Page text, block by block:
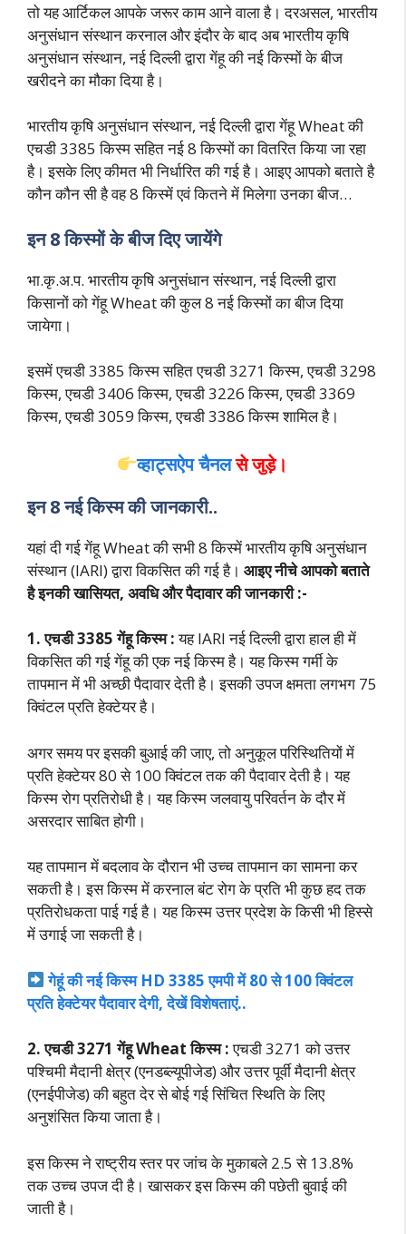
तो यह आर्टिकल आपके जरूर काम आने वाला है। दरअसल, भारतीय
अनुसंधान संस्थान करनाल और इंदौर के बाद अब भारतीय कृषि
अनुसंधान संस्थान, नई दिल्ली द्वारा गेंहू की नई किस्मों के बीज
खरीदने का मौका दिया है।
भारतीय कृषि अनुसंधान संस्थान, नई दिल्ली द्वारा गेंहू Wheat की
एचडी 3385 किस्म सहित नई 8 किस्मों का वितरित किया जा रहा
है। इसके लिए कीमत भी निर्धारित की गई है। आइए आपको बताते है
कौन कौन सी है वह 8 किस्में एवं कितने में मिलेगा उनका बीज…
इन 8 किस्मों के बीज दिए जायेंगे
भा.कृ.अ.प. भारतीय कृषि अनुसंधान संस्थान, नई दिल्ली द्वारा
किसानों को गेंहू Wheat की कुल 8 नई किस्मों का बीज दिया
जायेगा।
इसमें एचडी 3385 किस्म सहित एचडी 3271 किस्म, एचडी 3298
किस्म, एचडी 3406 किस्म, एचडी 3226 किस्म, एचडी 3369
किस्म, एचडी 3059 किस्म, एचडी 3386 किस्म शामिल है।
व्हाट्सऐप चैनलसे जुड़े।
इन 8 नई किस्म की जानकारी..
यहां दी गई गेंहू Wheat की सभी 8 किस्में भारतीय कृषि अनुसंधान
संस्थान (IARI) द्वारा विकसित की गई है। आइए नीचे आपको बताते
है इनकी खासियत, अवधि और पैदावार की जानकारी :-
1. एचडी 3385 गेंहू किस्म :यह IARI नई दिल्ली द्वारा हाल ही में
विकसित की गई गेंहू की एक नई किस्म है। यह किस्म गर्मी के
तापमान में भी अच्छी पैदावार देती है। इसकी उपज क्षमता लगभग 75
क्विंटल प्रति हेक्टेयर है।
अगर समय पर इसकी बुआई की जाए, तो अनुकूल परिस्थितियों में
प्रति हेक्टेयर 80 से 100 क्विंटल तक की पैदावार देती है। यह
किस्म रोग प्रतिरोधी है। यह किस्म जलवायु परिवर्तन के दौर में
असरदार साबित होगी।
यह तापमान में बदलाव के दौरान भी उच्च तापमान का सामना कर
सकती है। इस किस्म में करनाल बंट रोग के प्रति भी कुछ हद तक
प्रतिरोधकता पाई गई है। यह किस्म उत्तर प्रदेश के किसी भी हिस्से
में उगाई जा सकती है।
गेहूं की नई किस्म HD 3385 एमपी में 80 से 100 क्विंटल
प्रति हेक्टेयर पैदावार देगी, देखें विशेषताएं..
2. एचडी 3271 गेंहू Wheat किस्म :एचडी 3271 को उत्तर
पश्चिमी मैदानी क्षेत्र (एनडब्ल्यूपीजेड) और उत्तर पूर्वी मैदानी क्षेत्र
(एनईपीजेड) की बहुत देर से बोई गई सिंचित स्थिति के लिए
अनुशंसित किया जाता है।
इस किस्म ने राष्ट्रीय स्तर पर जांच के मुकाबले 2.5 से 13.8%
तक उच्च उपज दी है। खासकर इस किस्म की पछेती बुवाई की
जाती है।